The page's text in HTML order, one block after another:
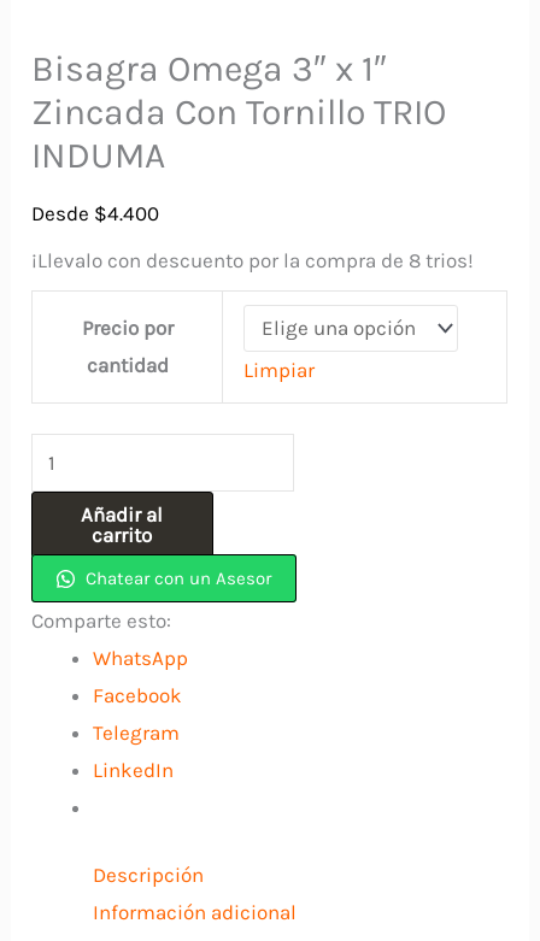
Bisagra Omega 3″ x 1″
Zincada Con Tornillo TRIO
INDUMA
Desde $4.400
¡Llevalo con descuento por la compra de 8 trios!
Precio por
cantidad
Limpiar
Bisagra
Omega
x
1"
Zincada
Añadir al
carrito
Chatear con un Asesor
Comparte esto:
WhatsApp
Facebook
Telegram
LinkedIn
Descripción
Información adicional